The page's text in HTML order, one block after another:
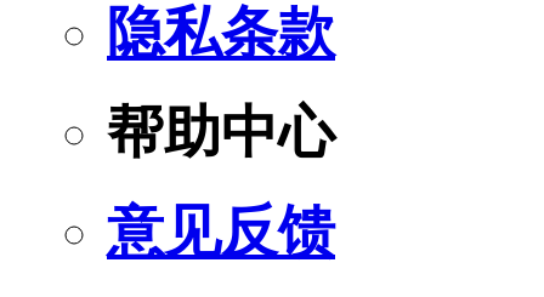
隐私条款
帮助中心
意见反馈